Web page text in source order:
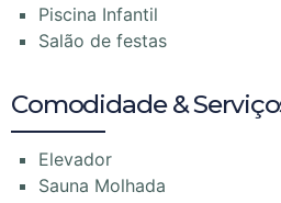
Piscina Infantil
Salão de festas
Comodidade &
Elevador
Sauna Molhada